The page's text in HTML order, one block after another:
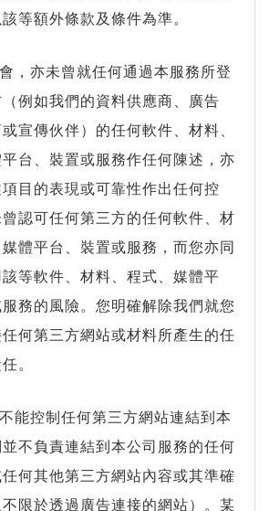
等額外條款及條件為準。
，亦未曾就任何通過本服務所登
例如我們的資料供應商、廣告
宣傳伙伴）的任何軟件、材料、
台、裝置或服務作任何陳述，亦
目的表現或可靠性作出任何控
認可任何第三方的任何軟件、材
體平台、裝置或服務，而您亦同
等軟件、材料、程式、媒體平
務的風險。您明確解除我們就您
何第三方網站或材料所產生的任
。
能控制任何第三方網站連結到本
不負責連結到本公司服務的任何
何其他第三方網站內容或其準確
限於透過廣告連接的網站）。某